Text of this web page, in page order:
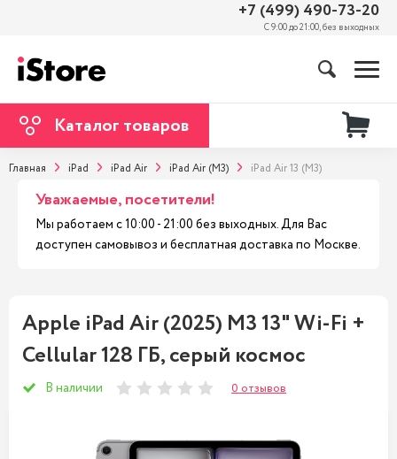
+7 (499) 490-73-20
С 9:00 до 21:00, без выходных
Каталог товаров
Главная iPad iPad Air iPad Air (M3) iPad Air 13 (M3)
Уважаемые, посетители!
Мы работаем с 10:00 - 21:00 без выходных. Для Вас
доступен самовывоз и бесплатная доставка по Москве.
Apple iPad Air (2025) M3 13" Wi-Fi +
Cellular 128 ГБ, серый космос
В наличии 0 отзывов